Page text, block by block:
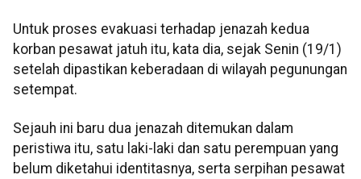
Untuk proses evakuasi terhadap jenazah kedua
korban pesawat jatuh itu, kata dia, sejak Senin (19/1)
setelah dipastikan keberadaan di wilayah pegunungan
setempat.
Sejauh ini baru dua jenazah ditemukan dalam
peristiwa itu, satu laki-laki dan satu perempuan yang
belum diketahui identitasnya, serta serpihan pesawat